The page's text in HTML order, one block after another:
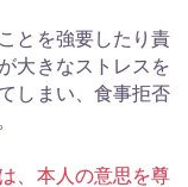
とを強要したり責
大きなストレスを
しまい、食事拒否
、本人の意思を尊